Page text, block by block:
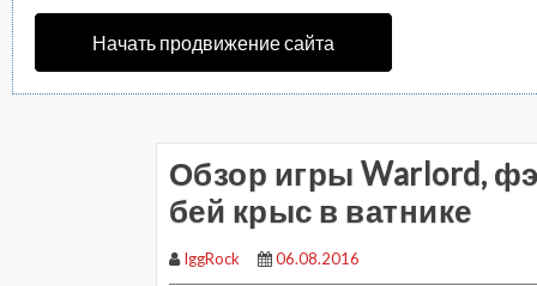
Начать продвижение сайта
Обзор игры Warlord,
бей крыс в ватнике
IggRock 06.08.2016